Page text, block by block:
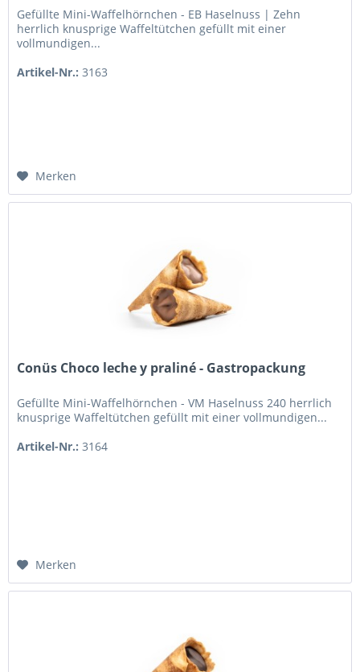
Gefüllte Mini-Waffelhörnchen - EB Haselnuss | Zehn
herrlich knusprige Waffeltütchen gefüllt mit einer
vollmundigen...
Artikel-Nr.: 3163
Merken
Conüs Choco leche y praliné - Gastropackung
Gefüllte Mini-Waffelhörnchen - VM Haselnuss 240 herrlich
knusprige Waffeltütchen gefüllt mit einer vollmundigen...
Artikel-Nr.: 3164
Merken